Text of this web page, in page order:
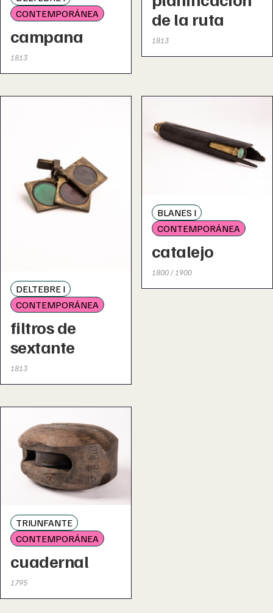
CONTEMPORÁNEA
campana
1813
de la ruta
1813
DELTEBRE I
CONTEMPORÁNEA
filtros de
sextante
1813
BLANES I
CONTEMPORÁNEA
catalejo
1800 / 1900
TRIUNFANTE
CONTEMPORÁNEA
cuadernal
1795